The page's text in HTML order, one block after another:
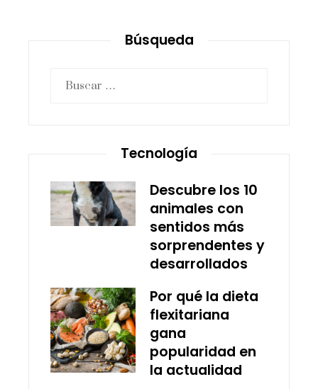
Búsqueda
Tecnología
Descubre los 10
animales con
sentidos más
sorprendentes y
desarrollados
Por qué la dieta
flexitariana
gana
popularidad en
la actualidad